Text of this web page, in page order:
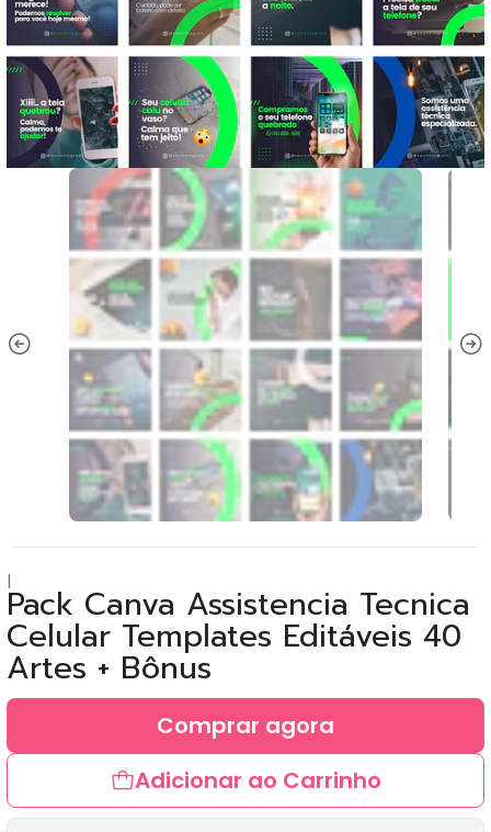
|Pack Canva Assistencia Tecnica
Celular Templates Editáveis 40
Artes + Bônus
Adicionar ao Carrinho
Comprar agora